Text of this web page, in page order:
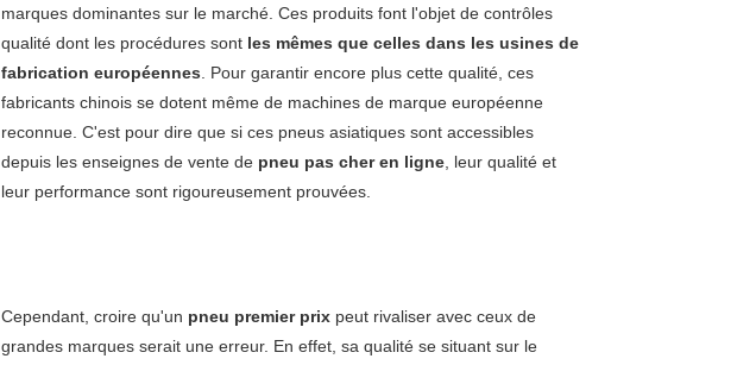
marques dominantes sur le marché. Ces produits font l'objet de contrôles
qualité dont les procédures sont les mêmes que celles dans les usines de
fabrication européennes . Pour garantir encore plus cette qualité, ces
fabricants chinois se dotent même de machines de marque européenne
reconnue. C'est pour dire que si ces pneus asiatiques sont accessibles
depuis les enseignes de vente de pneu pas cher en ligne , leur qualité et
leur performance sont rigoureusement prouvées.
Cependant, croire qu'un pneu premier prix peut rivaliser avec ceux de
grandes marques serait une erreur. En effet, sa qualité se situant sur le